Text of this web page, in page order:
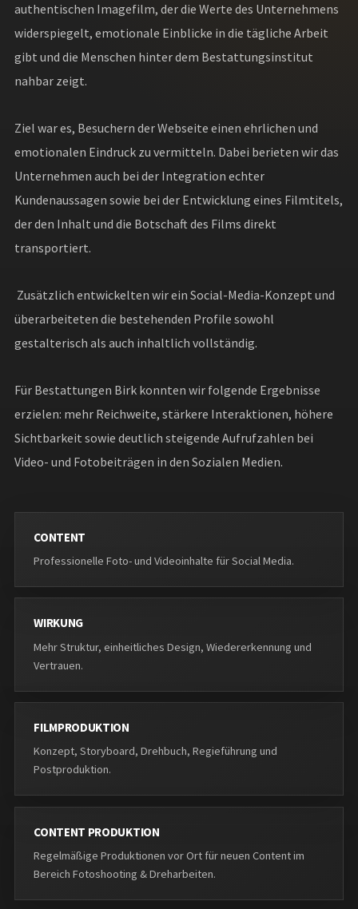
authentischen Imagefilm, der die Werte des Unternehmens
widerspiegelt, emotionale Einblicke in die tägliche Arbeit
gibt und die Menschen hinter dem Bestattungsinstitut
nahbar zeigt.
Ziel war es, Besuchern der Webseite einen ehrlichen und
emotionalen Eindruck zu vermitteln. Dabei berieten wir das
Unternehmen auch bei der Integration echter
Kundenaussagen sowie bei der Entwicklung eines Filmtitels,
der den Inhalt und die Botschaft des Films direkt
transportiert.
Zusätzlich entwickelten wir ein Social-Media-Konzept und
überarbeiteten die bestehenden Profile sowohl
gestalterisch als auch inhaltlich vollständig.
Für Bestattungen Birk konnten wir folgende Ergebnisse
erzielen: mehr Reichweite, stärkere Interaktionen, höhere
Sichtbarkeit sowie deutlich steigende Aufrufzahlen bei
Video- und Fotobeiträgen in den Sozialen Medien.
CONTENT
Professionelle Foto- und Videoinhalte für Social Media.
WIRKUNG
Mehr Struktur, einheitliches Design, Wiedererkennung und
Vertrauen.
FILMPRODUKTION
Konzept, Storyboard, Drehbuch, Regieführung und
Postproduktion.
CONTENT PRODUKTION
Regelmäßige Produktionen vor Ort für neuen Content im
Bereich Fotoshooting & Dreharbeiten.